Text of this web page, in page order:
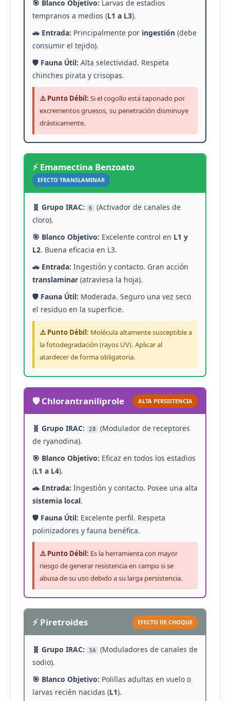
🎯 Blanco Objetivo: Larvas de estadios
tempranos a medios (L1 a L3).
🚗 Entrada: Principalmente por ingestión (debe
consumir el tejido).
🛡️ Fauna Útil: Alta selectividad. Respeta
chinches pirata y crisopas.
⚠️ Punto Débil: Si el cogollo está taponado por
excrementos gruesos, su penetración disminuye
drásticamente.
⚡ Emamectina Benzoato
EFECTO TRANSLAMINAR
🧬 Grupo IRAC: 6
(Activador de canales de
cloro).
🎯 Blanco Objetivo: Excelente control en L1 y
L2. Buena eficacia en L3.
🚗 Entrada: Ingestión y contacto. Gran acción
translaminar (atraviesa la hoja).
🛡️ Fauna Útil: Moderada. Seguro una vez seco
el residuo en la superficie.
⚠️ Punto Débil: Molécula altamente susceptible a
la fotodegradación (rayos UV). Aplicar al
atardecer de forma obligatoria.
🛡️ Chlorantraniliprole ALTA PERSISTENCIA
🧬 Grupo IRAC: 28
(Modulador de receptores
de ryanodina).
🎯 Blanco Objetivo: Eficaz en todos los estadios
(L1 a L4).
🚗 Entrada: Ingestión y contacto. Posee una alta
sistemia local.
🛡️ Fauna Útil: Excelente perfil. Respeta
polinizadores y fauna benéfica.
⚠️ Punto Débil: Es la herramienta con mayor
riesgo de generar resistencia en campo si se
abusa de su uso debido a su larga persistencia.
⚡ Piretroides EFECTO DE CHOQUE
🧬 Grupo IRAC: 3A
(Moduladores de canales de
sodio).
🎯 Blanco Objetivo: Polillas adultas en vuelo o
larvas recién nacidas (L1).